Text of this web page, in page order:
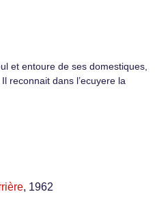
et entoure de ses domestiques,
reconnait dans l’ecuyere la
, 1962